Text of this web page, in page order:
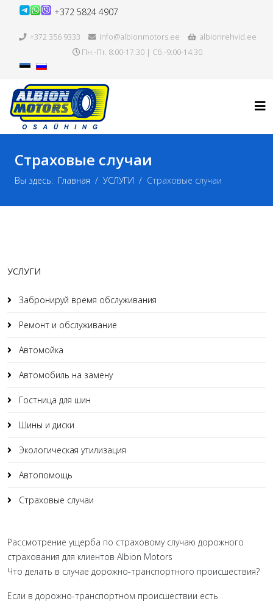
+372 5824 4907
+372 356 9333 info@albionmotors.ee
albionrehvid.ee
Пн.-Пт. 8:00-17:30 | Сб.-9:00-14:30
Страховые случаи
Вы здесь: Главная УСЛУГИ Страховые случаи
УСЛУГИ
Забронируй время обслуживания
Ремонт и обслуживание
Автомойка
Автомобиль на замену
Гостница для шин
Шины и диски
Экологическая утилизация
Автопомощь
Страховые случаи
Рассмотрение ущерба по страховому случаю дорожного
страхования для клиентов Albion Motors
Что делать в случае дорожно-транспортного происшествия?
Если в дорожно-транспортном происшествии есть